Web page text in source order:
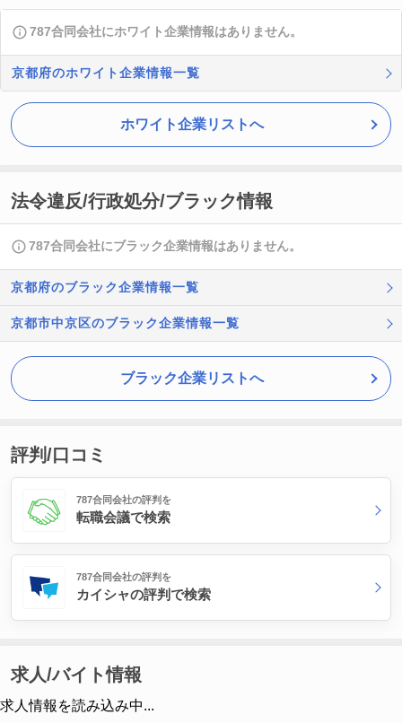
787合同会社にホワイト企業情報はありません。
京都府のホワイト企業情報一覧
ホワイト企業リストへ
法令違反/行政処分/ブラック情報
787合同会社にブラック企業情報はありません。
京都府のブラック企業情報一覧
京都市中京区のブラック企業情報一覧
ブラック企業リストへ
評判/口コミ
787合同会社の評判を
転職会議で検索
787合同会社の評判を
カイシャの評判で検索
求人/バイト情報
求人情報を読み込み中...